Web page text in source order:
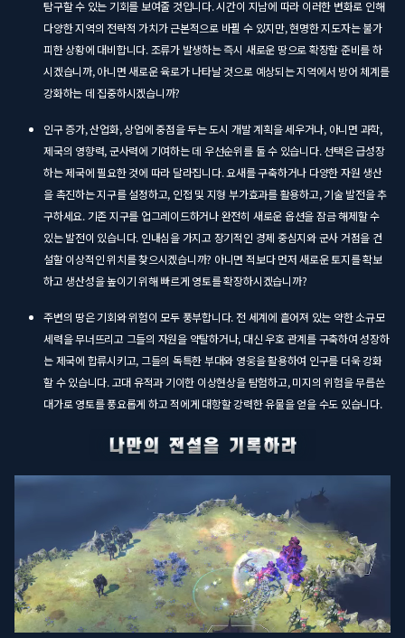
탐구할 수 있는 기회를 보여줄 것입니다. 시간이 지남에 따라 이러한 변화로 인해
다양한 지역의 전략적 가치가 근본적으로 바뀔 수 있지만, 현명한 지도자는 불가
피한 상황에 대비합니다. 조류가 발생하는 즉시 새로운 땅으로 확장할 준비를 하
시겠습니까, 아니면 새로운 육로가 나타날 것으로 예상되는 지역에서 방어 체계를
강화하는 데 집중하시겠습니까?
인구 증가, 산업화, 상업에 중점을 두는 도시 개발 계획을 세우거나, 아니면 과학,
제국의 영향력, 군사력에 기여하는 데 우선순위를 둘 수 있습니다. 선택은 급성장
하는 제국에 필요한 것에 따라 달라집니다. 요새를 구축하거나 다양한 자원 생산
을 촉진하는 지구를 설정하고, 인접 및 지형 부가효과를 활용하고, 기술 발전을 추
구하세요. 기존 지구를 업그레이드하거나 완전히 새로운 옵션을 잠금 해제할 수
있는 발전이 있습니다. 인내심을 가지고 장기적인 경제 중심지와 군사 거점을 건
설할 이상적인 위치를 찾으시겠습니까? 아니면 적보다 먼저 새로운 토지를 확보
하고 생산성을 높이기 위해 빠르게 영토를 확장하시겠습니까?
주변의 땅은 기회와 위험이 모두 풍부합니다. 전 세계에 흩어져 있는 약한 소규모
세력을 무너뜨리고 그들의 자원을 약탈하거나, 대신 우호 관계를 구축하여 성장하
는 제국에 합류시키고, 그들의 독특한 부대와 영웅을 활용하여 인구를 더욱 강화
할 수 있습니다. 고대 유적과 기이한 이상현상을 탐험하고, 미지의 위험을 무릅쓴
대가로 영토를 풍요롭게 하고 적에게 대항할 강력한 유물을 얻을 수도 있습니다.